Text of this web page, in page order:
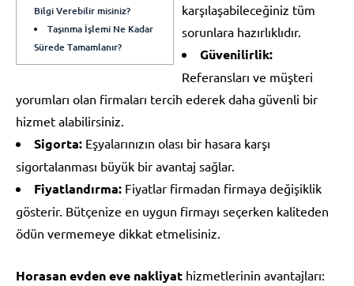
Bilgi Verebilir misiniz?
Taşınma İşlemi Ne Kadar
Sürede Tamamlanır?
karşılaşabileceğiniz tüm
sorunlara hazırlıklıdır.
Güvenilirlik:
Referansları ve müşteri
yorumları olan firmaları tercih ederek daha güvenli bir
hizmet alabilirsiniz.
Sigorta: Eşyalarınızın olası bir hasara karşı
sigortalanması büyük bir avantaj sağlar.
Fiyatlandırma: Fiyatlar firmadan firmaya değişiklik
gösterir. Bütçenize en uygun firmayı seçerken kaliteden
ödün vermemeye dikkat etmelisiniz.
Horasan evden eve nakliyat hizmetlerinin avantajları: